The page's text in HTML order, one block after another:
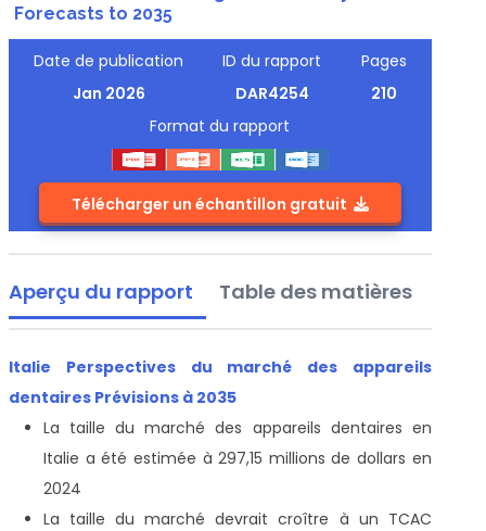
Forecasts to 2035
Date de publication
Jan 2026
ID du rapport
DAR4254
Pages
210
Format du rapport
Télécharger un échantillon gratuit
Aperçu du rapport Table des matières
Italie Perspectives du marché des appareils
dentaires Prévisions à 2035
La taille du marché des appareils dentaires en
Italie a été estimée à 297,15 millions de dollars en
2024
La taille du marché devrait croître à un TCAC